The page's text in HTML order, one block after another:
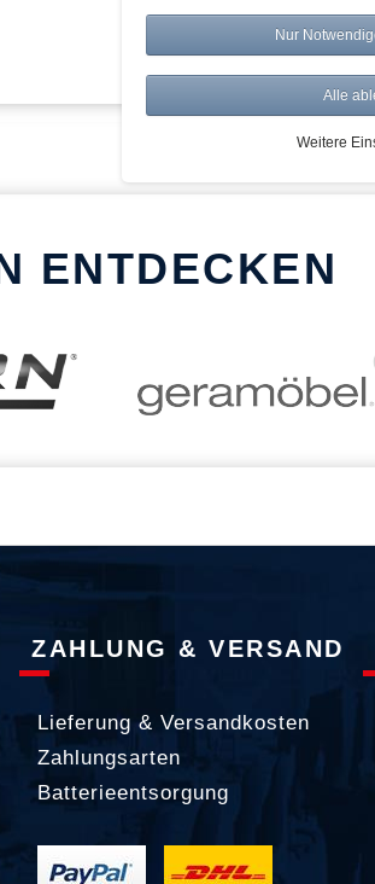
Risikolos: 14 Tage
Über 20.000 Artikel
ENTDECKEN
ZAHLUNG & VERSAND
Lieferung & Versandkosten
Zahlungsarten
Batterieentsorgung
Nur
Alle
Weitere